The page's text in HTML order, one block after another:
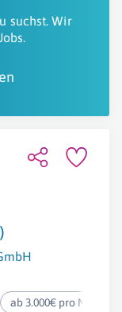
suchst. Wir
ab 3.000€ pro Monat